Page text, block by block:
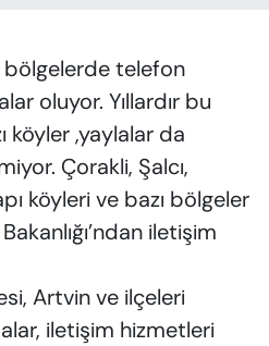
bölgelerde telefon
oluyor. Yıllardır bu
köyler ,yaylalar da
Çorakli, Şalcı,
köyleri ve bazı bölgeler
iletişim
Artvin ve ilçeleri
iletişim hizmetleri